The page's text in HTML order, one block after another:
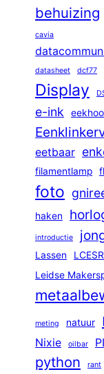
behuizing
cavia
datasheet dcf77
Display
e-ink
eetbaar
filamentlamp
foto
haken
introductie
Lassen
Leidse
meting natuur
Nixie oilbar
python rant